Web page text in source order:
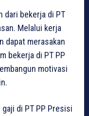
dari bekerja di PT
Melalui kerja
dapat merasakan
bekerja di PT PP
motivasi
di PT PP Presisi